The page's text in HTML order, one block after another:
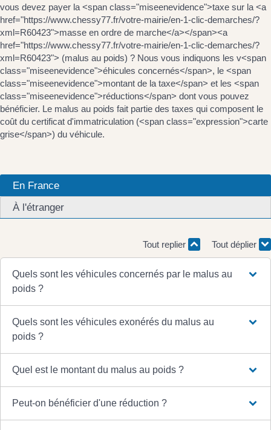
vous devez payer la <span class="miseenevidence">taxe sur la <a
href="https://www.chessy77.fr/votre-mairie/en-1-clic-demarches/?
xml=R60423">masse en ordre de marche</a></span><a
href="https://www.chessy77.fr/votre-mairie/en-1-clic-demarches/?
xml=R60423"> (malus au poids) ? Nous vous indiquons les v<span
class="miseenevidence">éhicules concernés</span>, le <span
class="miseenevidence">montant de la taxe</span> et les <span
class="miseenevidence">réductions</span> dont vous pouvez
bénéficier. Le malus au poids fait partie des taxes qui composent le
coût du certificat d'immatriculation (<span class="expression">carte
grise</span>) du véhicule.
En France
À l'étranger
Tout replier Tout déplier
Quels sont les véhicules concernés par le malus au
poids ?
Quels sont les véhicules exonérés du malus au
poids ?
Quel est le montant du malus au poids ?
Peut-on bénéficier d'une réduction ?